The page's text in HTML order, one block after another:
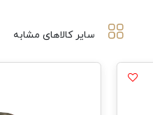
سایر کالاهای مشابه